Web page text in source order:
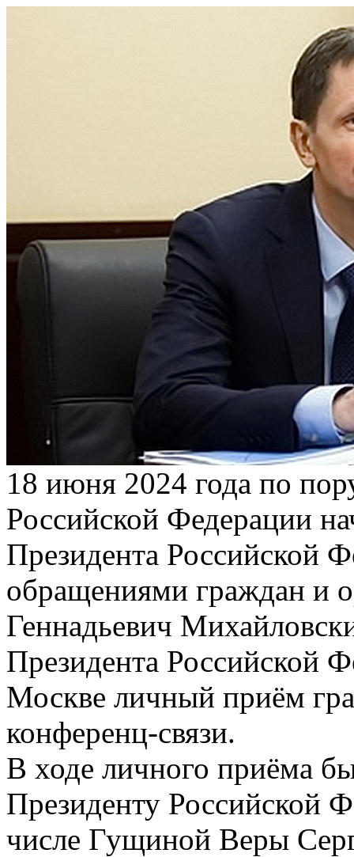
18 июня 2024 года по
Российской Федерации
Президента Российской
обращениями граждан и
Геннадьевич
Президента Российской
Москве личный приём
конференц-связи.
В ходе личного приёма
Президенту Российской
числе Гущиной Веры